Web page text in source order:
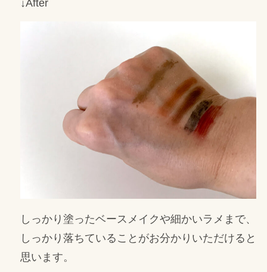
↓After
しっかり塗ったベースメイクや細かいラメまで、
しっかり落ちていることがお分かりいただけると
思います。